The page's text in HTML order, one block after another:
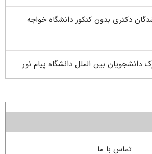
دکتری بدون کنکور دانشگاه خواجه
بین الملل دانشگاه پیام نور
تماس با ما